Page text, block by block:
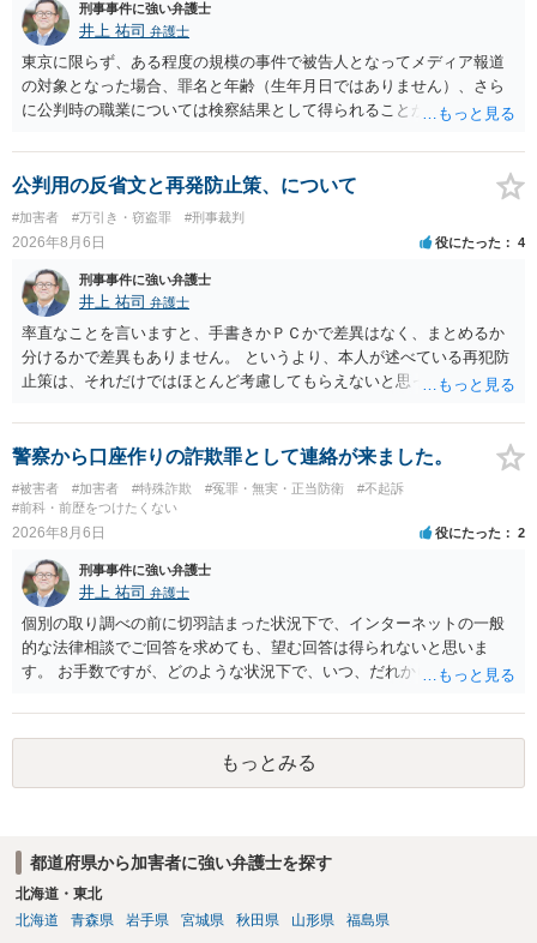
刑事事件に強い弁護士
井上 祐司 弁護士
東京に限らず、ある程度の規模の事件で被告人となってメディア報道
の対象となった場合、罪名と年齢（生年月日ではありません）、さら
に公判時の職業については検察結果として得られることが通常です。
公判用の反省文と再発防止策、について
#加害者 #万引き・窃盗罪 #刑事裁判
2026年8月6日 役にたった 4
刑事事件に強い弁護士
井上 祐司 弁護士
率直なことを言いますと、手書きかＰＣかで差異はなく、まとめるか
分けるかで差異もありません。 というより、本人が述べている再犯防
止策は、それだけではほとんど考慮してもらえないと思った方が良い
やカウンセリング・治療の内容 ・利用している再犯防止策（例えば保
護観察所と連携した職業支援の内容や具体的な就労・監督状況） ・監
督者の証言 など、証拠で担保された客観性と実現可能性があるもので
なければあまり意味がありません。 もともと執行猶予が狙える事案で
あれば本人の反省の言葉だけで十分であり、実刑となるか微妙な事案
いうのが実感です。
警察から口座作りの詐欺罪として連絡が来ました。
#被害者 #加害者 #特殊詐欺 #冤罪・無実・正当防衛
#不起訴
#前科・前歴をつけたくない
2026年8月6日 役にたった 2
刑事事件に強い弁護士
井上 祐司 弁護士
個別の取り調べの前に切羽詰まった状況下で、インターネットの一般
的な法律相談でご回答を求めても、望む回答は得られないと思いま
す。 お手数ですが、どのような状況下で、いつ、だれからどのような
の程度だと聞いているのかということについて、お近くで詳細な法律
相談を受けられたうえで対処方法を探された方がよいと思われます。
一般論でいえば、任意取り調べの場合、ＩＣレコーダーを持参して取
り調べ内容を録音することは必須だと考えます。
もっとみる
都道府県から加害者に強い弁護士を探す
北海道・東北
北海道
青森県 岩手県 宮城県 秋田県 山形県 福島県